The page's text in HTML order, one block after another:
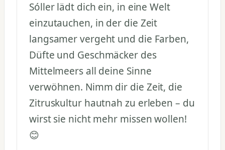
Sóller lädt dich ein, in eine Welt
einzutauchen, in der die Zeit
langsamer vergeht und die Farben,
Düfte und Geschmäcker des
Mittelmeers all deine Sinne
verwöhnen. Nimm dir die Zeit, die
Zitruskultur hautnah zu erleben – du
wirst sie nicht mehr missen wollen!
😊